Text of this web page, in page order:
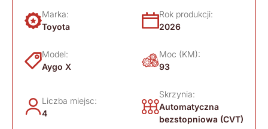
Marka:
Toyota
Rok produkcji:
2026
Model:
Aygo X
Moc (KM):
93
Liczba miejsc:
4
Skrzynia:
Automatyczna
bezstopniowa (CVT)